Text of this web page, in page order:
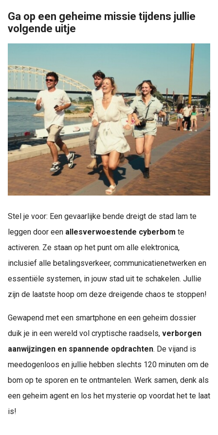
Ga op een geheime missie tijdens jullie
volgende uitje
Stel je voor: Een gevaarlijke bende dreigt de stad lam te
leggen door een allesverwoestende cyberbom te
activeren. Ze staan op het punt om alle elektronica,
inclusief alle betalingsverkeer, communicatienetwerken en
essentiële systemen, in jouw stad uit te schakelen. Jullie
zijn de laatste hoop om deze dreigende chaos te stoppen!
Gewapend met een smartphone en een geheim dossier
duik je in een wereld vol cryptische raadsels, verborgen
aanwijzingen en spannende opdrachten. De vijand is
meedogenloos en jullie hebben slechts 120 minuten om de
bom op te sporen en te ontmantelen. Werk samen, denk als
een geheim agent en los het mysterie op voordat het te laat
is!